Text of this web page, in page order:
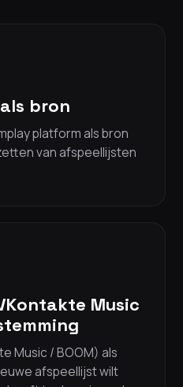
bron
platform als bron
van afspeellijsten
Music
Music / BOOM) als
afspeellijst wilt